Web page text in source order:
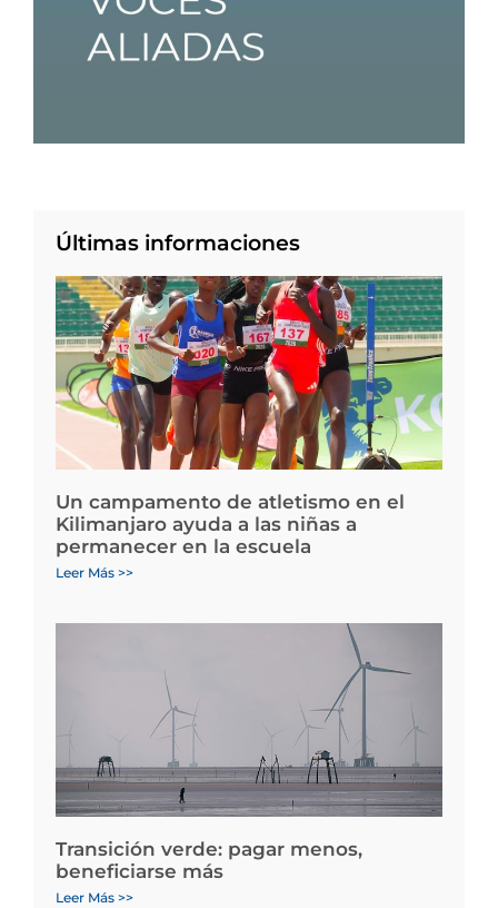
Últimas informaciones
Un campamento de atletismo en el
Kilimanjaro ayuda a las niñas a
permanecer en la escuela
Leer Más >>
Transición verde: pagar menos,
beneficiarse más
Leer Más >>